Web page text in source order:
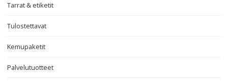
Tarrat & etiketit
Tulostettavat
Kemupaketit
Palvelutuotteet